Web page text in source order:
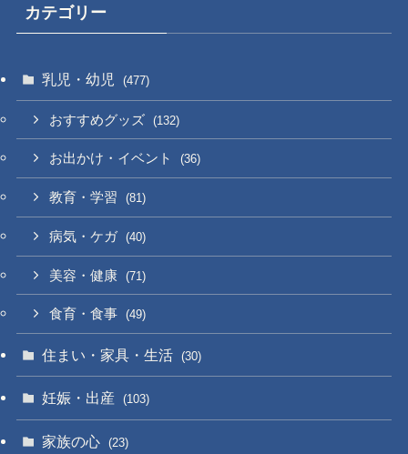
カテゴリー
乳児・幼児 (477)
おすすめグッズ (132)
お出かけ・イベント (36)
教育・学習 (81)
病気・ケガ (40)
美容・健康 (71)
食育・食事 (49)
住まい・家具・生活 (30)
妊娠・出産 (103)
家族の心 (23)